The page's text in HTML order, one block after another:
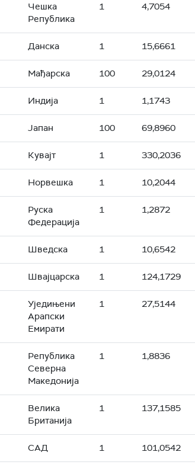
Чешка
Република
1 4,7054
Данска 1 15,6661
Мађарска 100 29,0124
Индија 1 1,1743
Јапан 100 69,8960
Кувајт 1 330,2036
Норвешка 1 10,2044
Руска
Федерација
1 1,2872
Шведска 1 10,6542
Швајцарска 1 124,1729
Уједињени
Арапски
Емирати
1 27,5144
Република
Северна
Македонија
1 1,8836
Велика
Британија
1 137,1585
САД 1 101,0542